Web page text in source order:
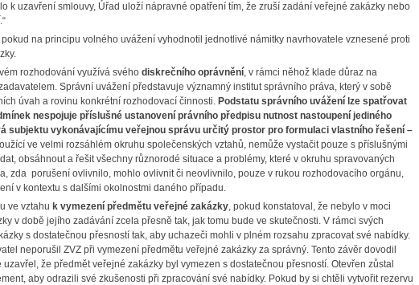
k uzavření smlouvy, Úřad uloží nápravné opatření tím, že zruší zadání veřejné zakázky nebo
.“
na principu volného uvážení vyhodnotil jednotlivé námitky navrhovatele vznesené proti
rozhodování využívá svého diskrečního oprávnění, v rámci něhož klade důraz na
Správní uvážení představuje významný institut správního práva, který v sobě
úvah a rovinu konkrétní rozhodovací činnosti. Podstatu správního uvážení lze spatřovat
nespojuje příslušné ustanovení právního předpisu nutnost nastoupení jediného
subjektu vykonávajícímu veřejnou správu určitý prostor pro formulaci vlastního řešení –
ve velmi rozsáhlém okruhu společenských vztahů, nemůže vystačit pouze s příslušnými
obsáhnout a řešit všechny různorodé situace a problémy, které v okruhu spravovaných
zda porušení ovlivnilo, mohlo ovlivnit či neovlivnilo, pouze v rukou rozhodovacího orgánu,
v kontextu s dalšími okolnostmi daného případu.
ve vztahu k vymezení předmětu veřejné zakázky, pokud konstatoval, že nebylo v moci
v době jejího zadávání zcela přesně tak, jak tomu bude ve skutečnosti. V rámci svých
s dostatečnou přesností tak, aby uchazeči mohli v plném rozsahu zpracovat své nabídky.
neporušil ZVZ při vymezení předmětu veřejné zakázky za správný. Tento závěr dovodil
že předmět veřejné zakázky byl vymezen s dostatečnou přesností. Otevřen zůstal
aby odrazili své zkušenosti při zpracování své nabídky. Pokud by si chtěli vytvořit rezervu